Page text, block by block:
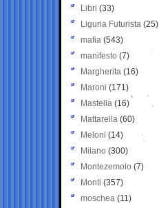
Libri (33)
Liguria Futurista (25)
mafia (543)
manifesto (7)
Margherita (16)
Maroni (171)
Mastella (16)
Mattarella (60)
Meloni (14)
Milano (300)
Montezemolo (7)
Monti (357)
moschea (11)